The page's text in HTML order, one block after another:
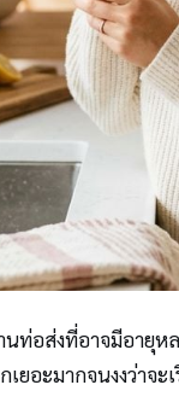
ท่อส่งที่อาจมีอา
ยอะมากจนงงว่าจะ